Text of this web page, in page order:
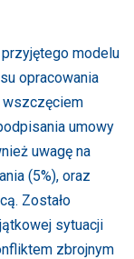
modelu
opracowania
wszczęciem
umowy
uwagę na
(5%), oraz
Zostało
sytuacji
zbrojnym